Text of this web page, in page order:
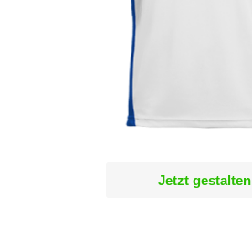
Jetzt gestalten